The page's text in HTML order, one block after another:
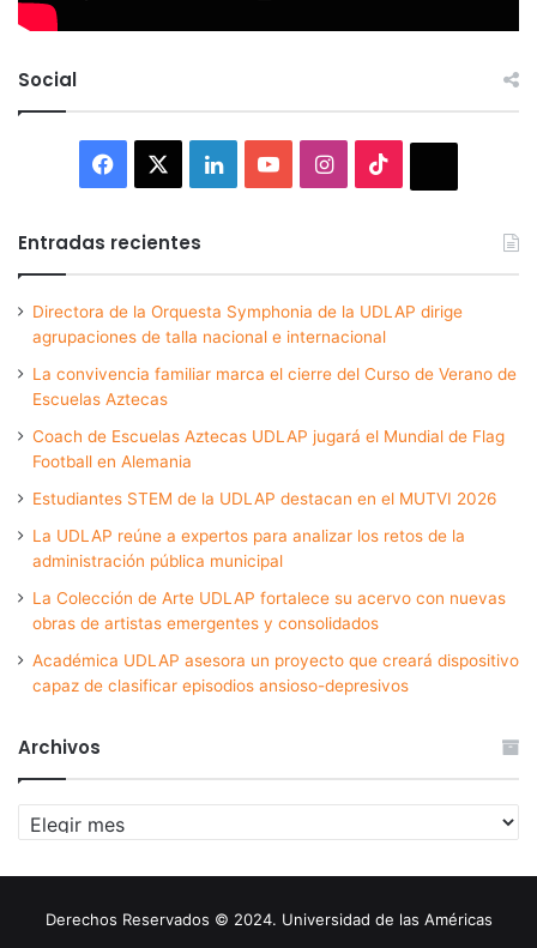
Social
Facebook LinkedInYouTubeInstagram
Entradas recientes
Directora de la Orquesta Symphonia de la UDLAP dirige
agrupaciones de talla nacional e internacional
La convivencia familiar marca el cierre del Curso de Verano de
Escuelas Aztecas
Coach de Escuelas Aztecas UDLAP jugará el Mundial de Flag
Football en Alemania
Estudiantes STEM de la UDLAP destacan en el MUTVI 2026
La UDLAP reúne a expertos para analizar los retos de la
administración pública municipal
La Colección de Arte UDLAP fortalece su acervo con nuevas
obras de artistas emergentes y consolidados
Académica UDLAP asesora un proyecto que creará dispositivo
capaz de clasificar episodios ansioso-depresivos
Archivos
Archivos
Derechos Reservados © 2024. Universidad de las Américas